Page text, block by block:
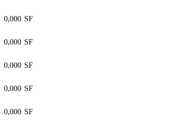
0,000 SF
0,000 SF
0,000 SF
0,000 SF
0,000 SF